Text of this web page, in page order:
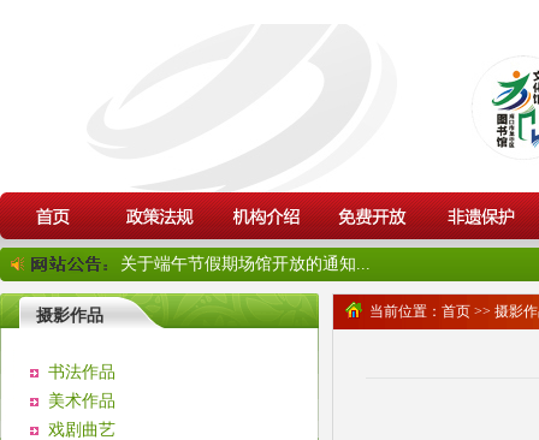
关于端午节假期场馆开放的通知...
摄影作品
书法作品
美术作品
戏剧曲艺
当前位置： 首页 >> 摄影